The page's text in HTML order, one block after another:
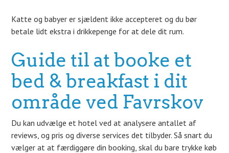
Katte og babyer er sjældent ikke accepteret og du bør
betale lidt ekstra i drikkepenge for at dele dit rum.
Guide til at booke et
bed & breakfast i dit
område ved Favrskov
Du kan udvælge et hotel ved at analysere antallet af
reviews, og pris og diverse services det tilbyder. Så snart du
vælger at at færdiggøre din booking, skal du bare trykke køb